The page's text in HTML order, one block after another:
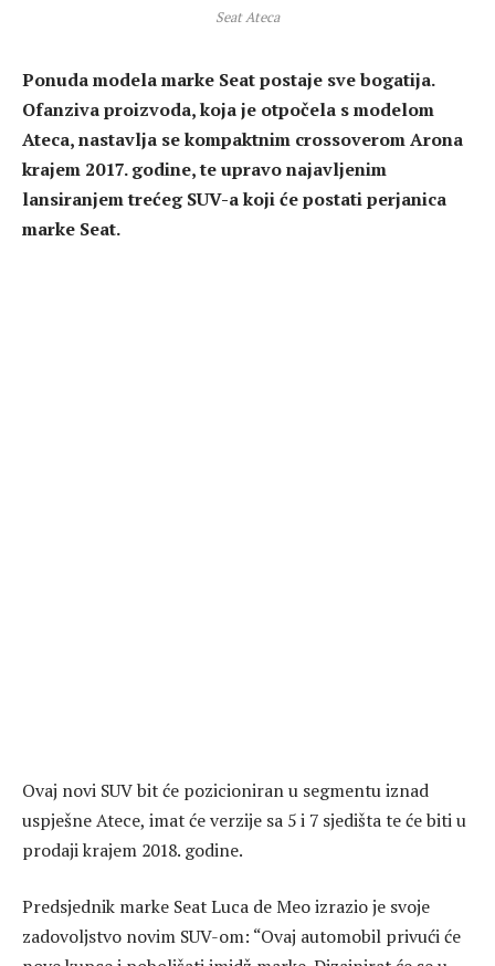
Seat Ateca
Ponuda modela marke Seat postaje sve bogatija.
Ofanziva proizvoda, koja je otpočela s modelom
Ateca, nastavlja se kompaktnim crossoverom Arona
krajem 2017. godine, te upravo najavljenim
lansiranjem trećeg SUV-a koji će postati perjanica
marke Seat.
Ovaj novi SUV bit će pozicioniran u segmentu iznad
uspješne Atece, imat će verzije sa 5 i 7 sjedišta te će biti u
prodaji krajem 2018. godine.
Predsjednik marke Seat Luca de Meo izrazio je svoje
zadovoljstvo novim SUV-om: “Ovaj automobil privući će